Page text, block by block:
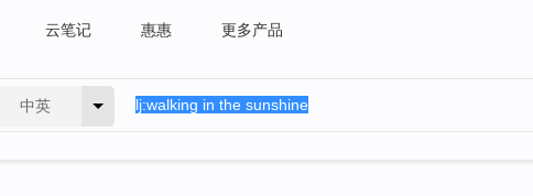
云笔记 惠惠 更多产品
中英